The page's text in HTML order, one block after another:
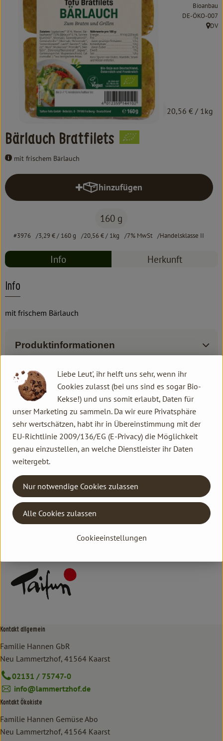
Kochen & Backen
Süß & Pikant
Getränke
Haushalt
Einkaufen
Erleben
Bärlauch Bratfilets
mit frischem Bärlauch
3,29 €/ 160 g 20,56 € / 1kg
Bioanbau
, Kontrollstelle:
DE-ÖKO-007
,DV
hinzufügen
Produkt zum Warenkorb
160 g
#3976 3,29 €/ 160 g 20,56 €/ 1kg 7% MwSt Handelsklasse II
Info Herkunft
Info
mit frischem Bärlauch
Produktinformationen
Zutaten
Produktdatenblatt
Herkunft
Hersteller: TAI
DV
Kontakt allgemein
Familie Hannen GbR
Neu Lammertzhof, 41564 Kaarst
02131 / 75747-0
info@lammertzhof.de
Kontakt Ökokiste
Familie Hannen Gemüse Abo
Neu Lammertzhof, 41564 Kaarst
Liebe Leut', ihr helft uns sehr, wenn ihr
Cookies zulasst (bei uns sind es sogar Bio-
Kekse!) und uns somit erlaubt, Daten für
unser Marketing zu sammeln. Da wir eure Privatsphäre
sehr wertschätzen, habt ihr in Übereinstimmung mit der
EU-Richtlinie 2009/136/EG (E-Privacy) die Möglichkeit
genau einzustellen, an welche Dienstleister ihr Daten
weitergebt.
Cookieeinstellungen
Nur notwendige Cookies zulassen
Alle Cookies zulassen